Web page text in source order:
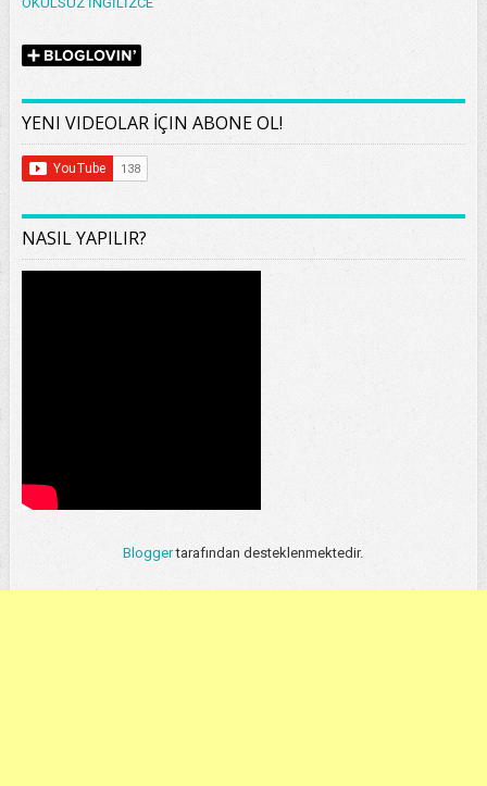
YENI VIDEOLAR İÇIN ABONE OL!
NASIL YAPILIR?
Bloggertarafından desteklenmektedir.